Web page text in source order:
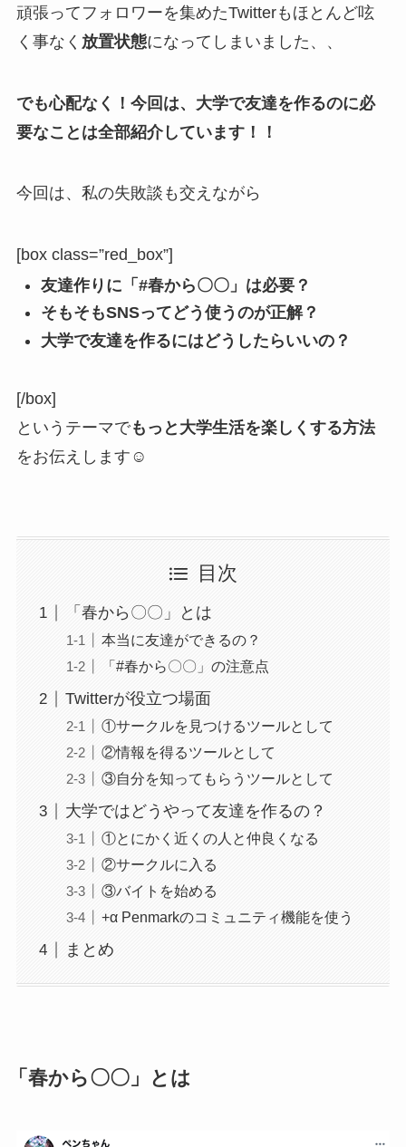
頑張ってフォロワーを集めたTwitterもほとんど呟
く事なく 放置状態になってしまいました、、
でも心配なく！今回は、大学で友達を作るのに必
要なことは全部紹介しています！！
今回は、私の失敗談も交えながら
[box class=”red_box”]
友達作りに「#春から〇〇」は必要？
そもそもSNSってどう使うのが正解？
大学で友達を作るにはどうしたらいいの？
[/box]
というテーマでもっと大学生活を楽しくする方法
をお伝えします☺️
目次
「春から〇〇」とは
本当に友達ができるの？
「#春から〇〇」の注意点
Twitterが役立つ場面
①サークルを見つけるツールとして
②情報を得るツールとして
③自分を知ってもらうツールとして
大学ではどうやって友達を作るの？
①とにかく近くの人と仲良くなる
②サークルに入る
③バイトを始める
+α Penmarkのコミュニティ機能を使う
まとめ
「春から〇〇」とは